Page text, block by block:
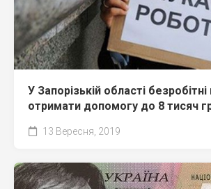
У Запорізькій області
отримати допомогу до 8 тисяч
13 Вересня, 2019